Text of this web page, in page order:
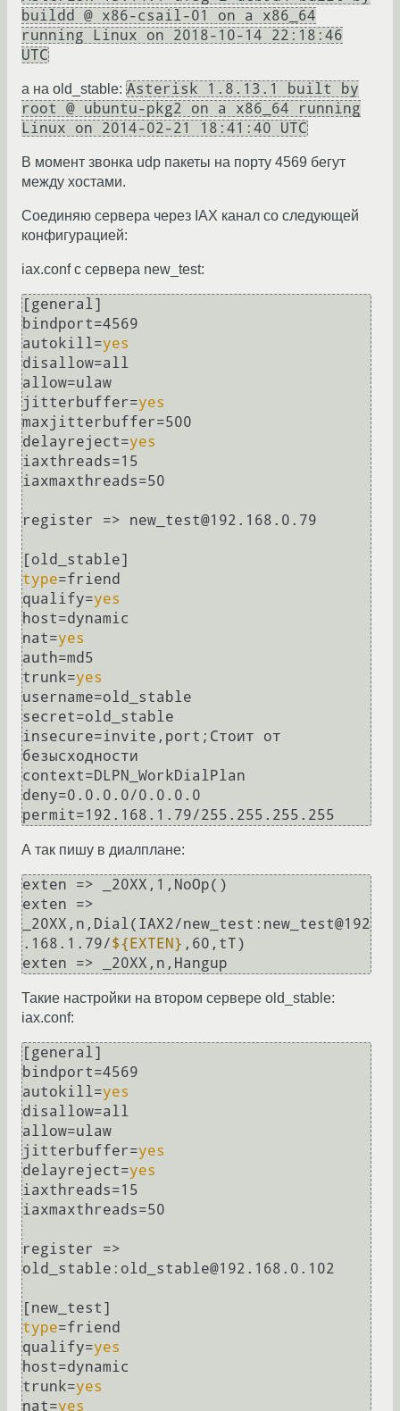
buildd @ x86-csail-01 on a x86_64
running Linux on 2018-10-14 22:18:46
UTC
а на old_stable: Asterisk 1.8.13.1 built by
root @ ubuntu-pkg2 on a x86_64 running
Linux on 2014-02-21 18:41:40 UTC
В момент звонка udp пакеты на порту 4569 бегут
между хостами.
Соединяю сервера через IAX канал со следующей
конфигурацией:
iax.conf с сервера new_test:
[general]
bindport=4569
autokill=yes
disallow=all
allow=ulaw
jitterbuffer=yes
maxjitterbuffer=500
delayreject=yes
iaxthreads=15
iaxmaxthreads=50
register => new_test@192.168.0.79
type=friend
qualify=yes
host=dynamic
nat=yes
auth=md5
trunk=yes
username=old_stable
secret=old_stable
insecure=invite,port;Стоит от
безысходности
context=DLPN_WorkDialPlan
deny=0.0.0.0/0.0.0.0
А так пишу в диалплане:
exten => _20XX,1,NoOp()
exten =>
_20XX,n,Dial(IAX2/new_test:new_test@192
.168.1.79/${EXTEN} ,60,tT)
Такие настройки на втором сервере old_stable:
iax.conf:
[general]
bindport=4569
autokill=yes
disallow=all
allow=ulaw
jitterbuffer=yes
delayreject=yes
iaxthreads=15
iaxmaxthreads=50
register =>
old_stable:old_stable@192.168.0.102
type=friend
qualify=yes
host=dynamic
trunk=yes
nat=yes